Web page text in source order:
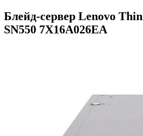
Блейд-сервер Lenovo
SN550 7X16A026EA